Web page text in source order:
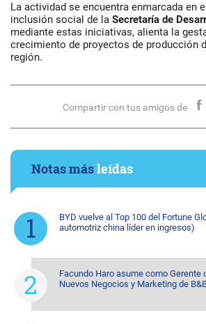
La actividad se encuentra enmarcada en
inclusión social de la Secretaría de
mediante estas iniciativas, alienta la
crecimiento de proyectos de producción
región.
Compartir con tus amigos de
Notas másleídas
BYD vuelve al Top 100 del Fortune
automotriz china líder en ingresos)
Facundo Haro asume como Gerente
Nuevos Negocios y Marketing de